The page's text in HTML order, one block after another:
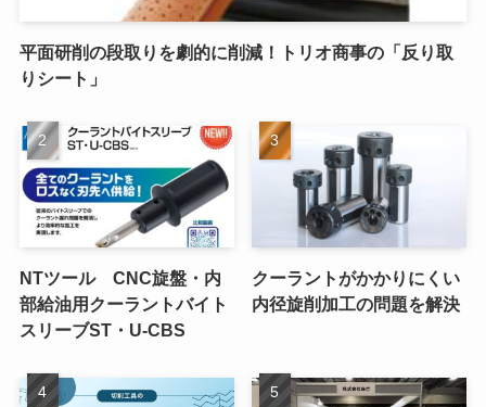
平面研削の段取りを劇的に削減！トリオ商事の「反り取
りシート」
NTツール CNC旋盤・内
部給油用クーラントバイト
スリーブST・U-CBS
クーラントがかかりにくい
内径旋削加工の問題を解決